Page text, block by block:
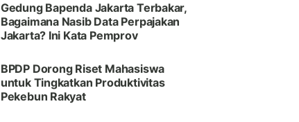
Gedung Bapenda Jakarta Terbakar,
Bagaimana Nasib Data Perpajakan
Jakarta? Ini Kata Pemprov
BPDP Dorong Riset Mahasiswa
untuk Tingkatkan Produktivitas
Pekebun Rakyat